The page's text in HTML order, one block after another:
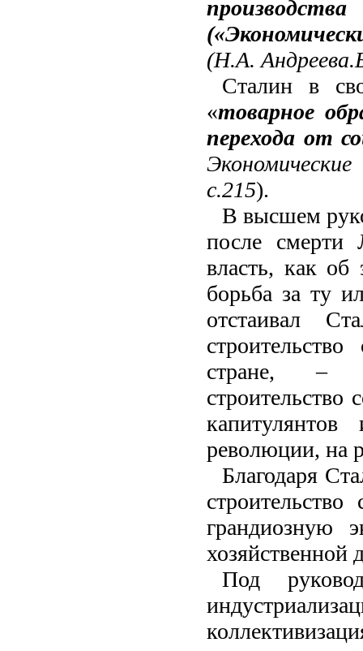
(Н.А.
Сталин в
«товарное
перехода от
с.215).
В высшем
после смерти
власть, как об
борьба за ту
отстаивал
стране, –
революции, на
Благодаря
грандиозную
хозяйственной
Под